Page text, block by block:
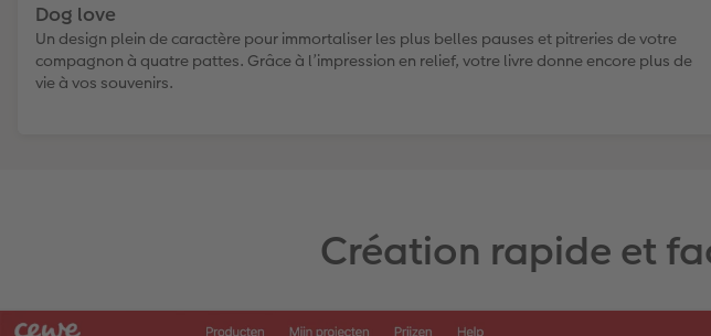
Dog love
Un design plein de caractère pour immortaliser les plus belles pauses et pitreries de votre
compagnon à quatre pattes. Grâce à l’impression en relief, votre livre donne encore plus de
vie à vos souvenirs.
Création rapide et